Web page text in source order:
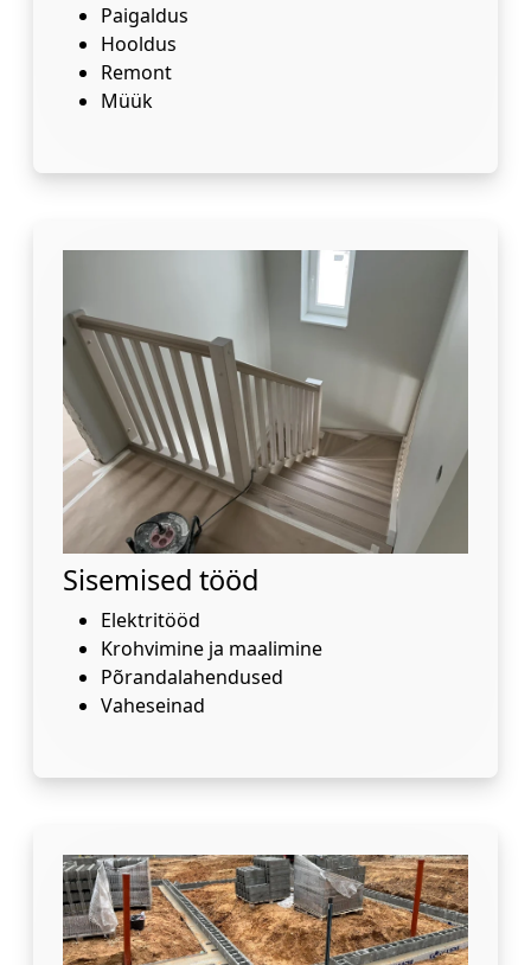
Paigaldus
Hooldus
Remont
Müük
Sisemised tööd
Elektritööd
Krohvimine ja maalimine
Põrandalahendused
Vaheseinad